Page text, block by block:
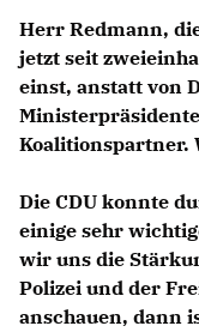
Herr Redmann,
jetzt seit
einst, anstatt von
Koalitionspartner.
Die CDU konnte
einige sehr
wir uns die
Polizei und der
anschauen, dann